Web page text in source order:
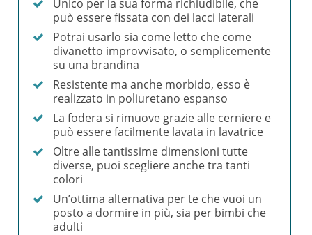
Unico per la sua forma richiudibile, che
può essere fissata con dei lacci laterali
Potrai usarlo sia come letto che come
divanetto improvvisato, o semplicemente
su una brandina
Resistente ma anche morbido, esso è
realizzato in poliuretano espanso
La fodera si rimuove grazie alle cerniere e
può essere facilmente lavata in lavatrice
Oltre alle tantissime dimensioni tutte
diverse, puoi scegliere anche tra tanti
colori
Un’ottima alternativa per te che vuoi un
posto a dormire in più, sia per bimbi che
adulti